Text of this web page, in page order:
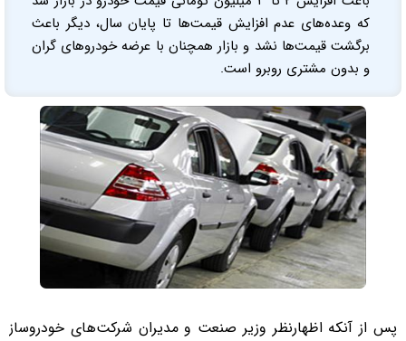
که وعده‌های عدم افزایش قیمت‌ها تا پایان سال، دیگر باعث
برگشت قیمت‌ها نشد و بازار همچنان با عرضه خودروهای گران
و بدون مشتری روبرو است.
پس از آنکه اظهارنظر وزیر صنعت و مدیران شرکت‌های خودروساز